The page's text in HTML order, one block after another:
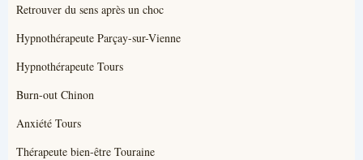
Retrouver du sens après un choc
Hypnothérapeute Parçay-sur-Vienne
Hypnothérapeute Tours
Burn-out Chinon
Anxiété Tours
Thérapeute bien-être Touraine